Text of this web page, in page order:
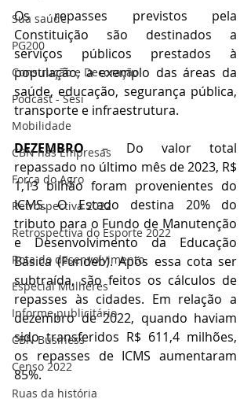
Sua saúde
PG200
Construção e Decoração
Podcast - Sesi
Mobilidade
CBN nas Empresas
Força do Agro
Retrospectiva 2022
Retrospectiva do Esporte 2022
Rota do desenvolvimento
Especial Mulheres
Informe publicitário
CBN Business
Censo 2022
Ruas da história
Os repasses previstos pela
Constituição são destinados a
serviços públicos prestados à
população, a exemplo das áreas da
saúde, educação, segurança pública,
transporte e infraestrutura.
DEZEMBRO – Do valor total
repassado no último mês de 2023, R$
1,13 bilhão foram provenientes do
ICMS. O Estado destina 20% do
tributo para o Fundo de Manutenção
e Desenvolvimento da Educação
Básica (Fundeb). Após essa cota ser
subtraída, são feitos os cálculos de
repasses às cidades. Em relação a
dezembro de 2022, quando haviam
sido transferidos R$ 611,4 milhões,
os repasses de ICMS aumentaram
85%.